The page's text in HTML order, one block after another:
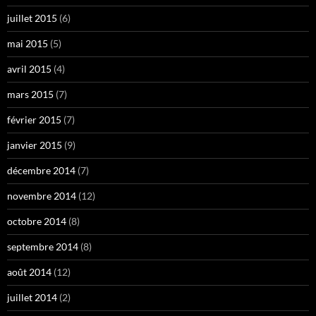
juillet 2015 (6)
mai 2015 (5)
avril 2015 (4)
mars 2015 (7)
février 2015 (7)
janvier 2015 (9)
décembre 2014 (7)
novembre 2014 (12)
octobre 2014 (8)
septembre 2014 (8)
août 2014 (12)
juillet 2014 (2)